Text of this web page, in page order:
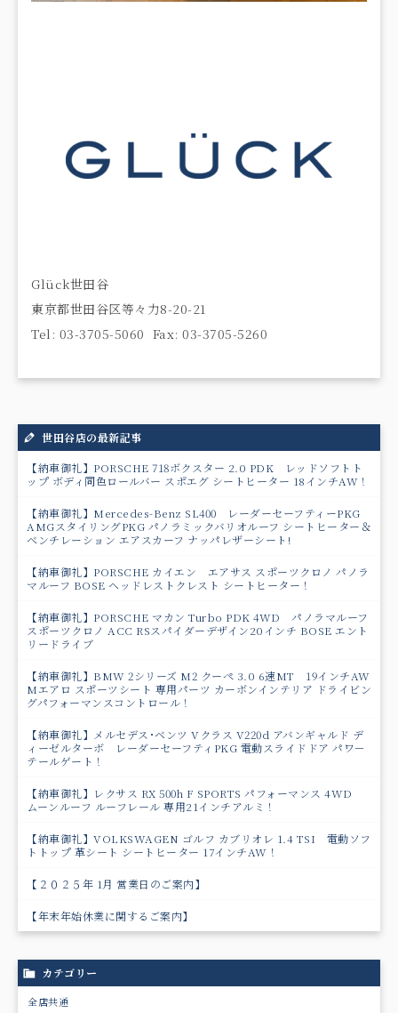
Glück世田谷
東京都世田谷区等々力8-20-21
Tel: 03-3705-5060 Fax: 03-3705-5260
世田谷店の最新記事
【納車御礼】PORSCHE 718ボクスター 2.0 PDK レッドソフトト
ップ ボディ同色ロールバー スポエグ シートヒーター 18インチAW！
【納車御礼】Mercedes-Benz SL400 レーダーセーフティーPKG
AMGスタイリングPKG パノラミックバリオルーフ シートヒーター＆
ベンチレーション エアスカーフ ナッパレザーシート!
【納車御礼】PORSCHE カイエン エアサス スポーツクロノ パノラ
マルーフ BOSE ヘッドレストクレスト シートヒーター！
【納車御礼】PORSCHE マカン Turbo PDK 4WD パノラマルーフ
スポーツクロノ ACC RSスパイダーデザイン20インチ BOSE エント
リードライブ
【納車御礼】BMW 2シリーズ M2 クーペ 3.0 6速MT 19インチAW
Mエアロ スポーツシート 専用パーツ カーボンインテリア ドライビン
グパフォーマンスコントロール！
【納車御礼】メルセデス･ベンツ Vクラス V220d アバンギャルド デ
ィーゼルターボ レーダーセーフティPKG 電動スライドドア パワ－
テールゲート！
【納車御礼】レクサス RX 500h F SPORTS パフォーマンス 4WD
ムーンルーフ ルーフレール 専用21インチアルミ！
【納車御礼】VOLKSWAGEN ゴルフ カブリオレ 1.4 TSI 電動ソフ
トトップ 革シート シートヒーター 17インチAW！
【２０２５年 1月 営業日のご案内】
【年末年始休業に関するご案内】
カテゴリー
全店共通